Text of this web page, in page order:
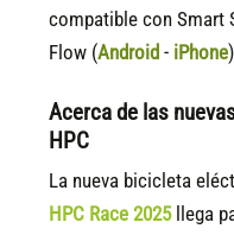
compatible con Smart
Flow (Android - iPhone)
Acerca de las
HPC
La nueva bicicleta
HPC Race 2025llega